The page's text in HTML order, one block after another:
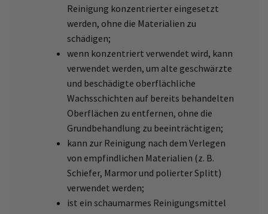
Reinigung konzentrierter eingesetzt
werden, ohne die Materialien zu
schädigen;
wenn konzentriert verwendet wird, kann
verwendet werden, um alte geschwärzte
und beschädigte oberflächliche
Wachsschichten auf bereits behandelten
Oberflächen zu entfernen, ohne die
Grundbehandlung zu beeinträchtigen;
kann zur Reinigung nach dem Verlegen
von empfindlichen Materialien (z. B.
Schiefer, Marmor und polierter Splitt)
verwendet werden;
ist ein schaumarmes Reinigungsmittel